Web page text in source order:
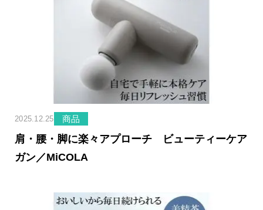
2025.12.25 商品
肩・腰・脚に楽々アプローチ ビューティーケア
ガン／MiCOLA